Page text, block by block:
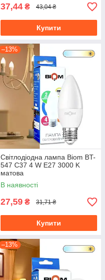
37,44 ₴ 43,04 ₴
Купити
–13%
Світлодіодна лампа Biom BT-
547 C37 4 W E27 3000 K
матова
В наявності
27,59 ₴ 31,71 ₴
Купити
–13%